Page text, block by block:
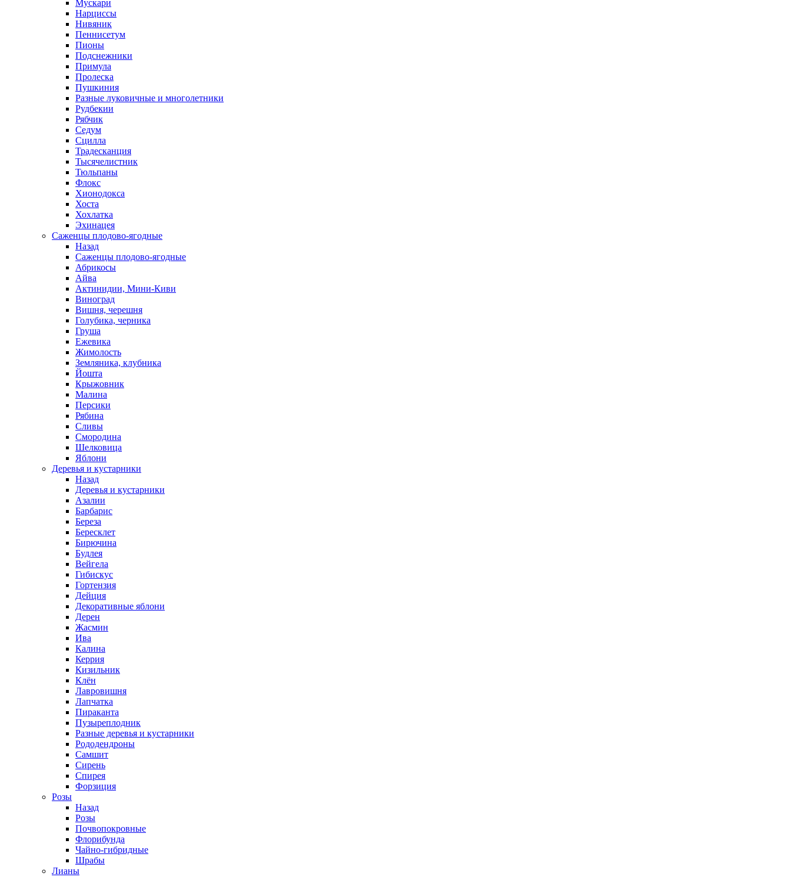
Мускари
Нарциссы
Нивяник
Пеннисетум
Пионы
Подснежники
Примула
Пролеска
Пушкиния
Разные луковичные и многолетники
Рудбекии
Рябчик
Седум
Сцилла
Традесканция
Тысячелистник
Тюльпаны
Флокс
Хионодокса
Хоста
Хохлатка
Эхинацея
Саженцы плодово-ягодные
Назад
Саженцы плодово-ягодные
Абрикосы
Айва
Актинидии, Мини-Киви
Виноград
Вишня, черешня
Голубика, черника
Груша
Ежевика
Жимолость
Земляника, клубника
Йошта
Крыжовник
Малина
Персики
Рябина
Сливы
Смородина
Шелковица
Яблони
Деревья и кустарники
Назад
Деревья и кустарники
Азалии
Барбарис
Береза
Бересклет
Бирючина
Будлея
Вейгела
Гибискус
Гортензия
Дейция
Декоративные яблони
Дерен
Жасмин
Ива
Калина
Керрия
Кизильник
Клён
Лавровишня
Лапчатка
Пираканта
Пузыреплодник
Разные деревья и кустарники
Рододендроны
Самшит
Сирень
Спирея
Форзиция
Розы
Назад
Розы
Почвопокровные
Флорибунда
Чайно-гибридные
Шрабы
Лианы